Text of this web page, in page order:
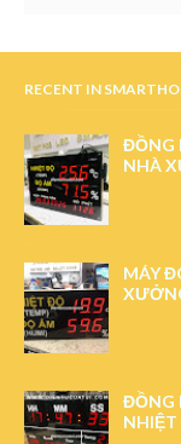
RECENT IN
ĐỒNG
NHÀ
MÁY
ĐỒNG